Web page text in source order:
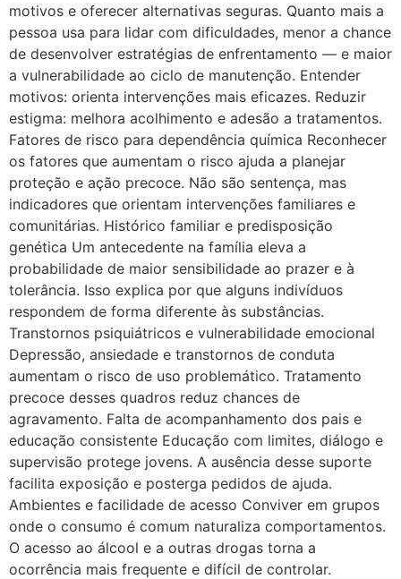
motivos e oferecer alternativas seguras. Quanto mais a
pessoa usa para lidar com dificuldades, menor a chance
de desenvolver estratégias de enfrentamento — e maior
a vulnerabilidade ao ciclo de manutenção. Entender
motivos: orienta intervenções mais eficazes. Reduzir
estigma: melhora acolhimento e adesão a tratamentos.
Fatores de risco para dependência química Reconhecer
os fatores que aumentam o risco ajuda a planejar
proteção e ação precoce. Não são sentença, mas
indicadores que orientam intervenções familiares e
comunitárias. Histórico familiar e predisposição
genética Um antecedente na família eleva a
probabilidade de maior sensibilidade ao prazer e à
tolerância. Isso explica por que alguns indivíduos
respondem de forma diferente às substâncias.
Transtornos psiquiátricos e vulnerabilidade emocional
Depressão, ansiedade e transtornos de conduta
aumentam o risco de uso problemático. Tratamento
precoce desses quadros reduz chances de
agravamento. Falta de acompanhamento dos pais e
educação consistente Educação com limites, diálogo e
supervisão protege jovens. A ausência desse suporte
facilita exposição e posterga pedidos de ajuda.
Ambientes e facilidade de acesso Conviver em grupos
onde o consumo é comum naturaliza comportamentos.
O acesso ao álcool e a outras drogas torna a
ocorrência mais frequente e difícil de controlar.